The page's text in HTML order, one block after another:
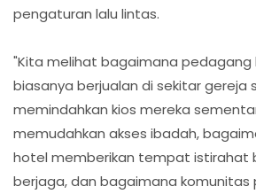
pengaturan lalu lintas.
"Kita melihat bagaimana pedagang
biasanya berjualan di sekitar gereja
memindahkan kios mereka
memudahkan akses ibadah,
hotel memberikan tempat istirahat
berjaga, dan bagaimana komunitas